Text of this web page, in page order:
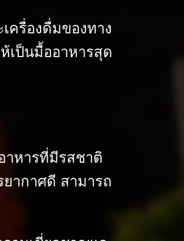
ครื่องดื่มของทาง
เป็นมื้ออาหารสุด
าหารที่มีรสชาติ
ากาศดี สามารถ